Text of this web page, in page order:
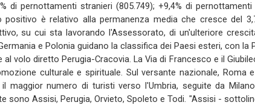
di pernottamenti stranieri (805.749); +9,4% di
positivo è relativo alla permanenza media che cresce del
su cui sta lavorando l'Assessorato, di un'ulteriore
e Polonia guidano la classifica dei Paesi esteri, con
al volo diretto Perugia-Cracovia. La Via di Francesco e il
culturale e spirituale. Sul versante nazionale, Roma
il maggior numero di turisti verso l'Umbria, seguite da
sono Assisi, Perugia, Orvieto, Spoleto e Todi. "Assisi -